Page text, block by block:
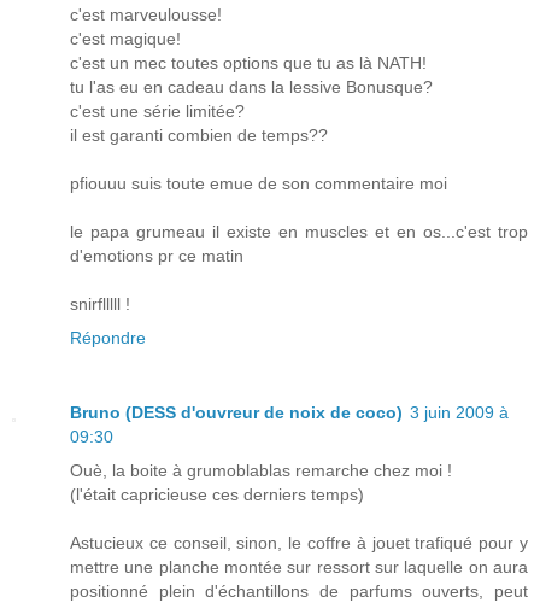
c'est marveulousse!
c'est magique!
c'est un mec toutes options que tu as là NATH!
tu l'as eu en cadeau dans la lessive Bonusque?
c'est une série limitée?
il est garanti combien de temps??
pfiouuu suis toute emue de son commentaire moi
le papa grumeau il existe en muscles et en os...c'est trop
d'emotions pr ce matin
snirflllll !
Répondre
Bruno (DESS d'ouvreur de noix de coco) 3 juin 2009 à
09:30
Ouè, la boite à grumoblablas remarche chez moi !
(l'était capricieuse ces derniers temps)
Astucieux ce conseil, sinon, le coffre à jouet trafiqué pour y
mettre une planche montée sur ressort sur laquelle on aura
positionné plein d'échantillons de parfums ouverts, peut